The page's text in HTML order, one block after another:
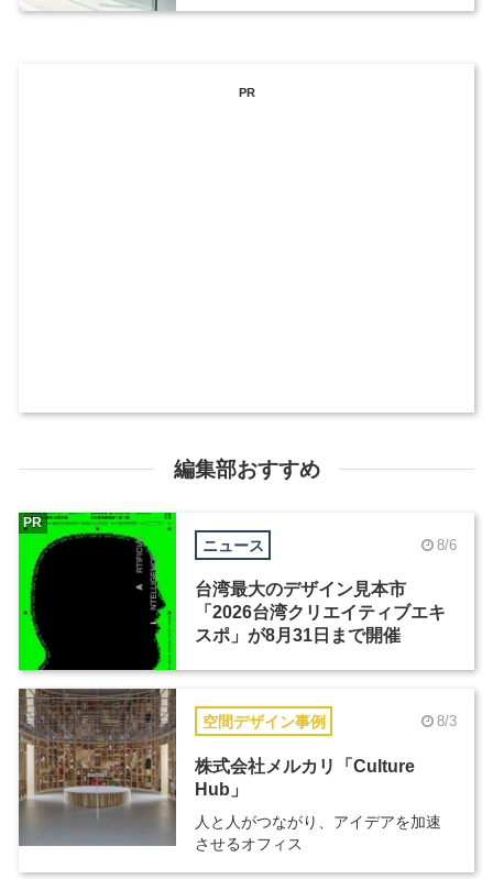
PR
編集部おすすめ
ニュース 8/6
台湾最大のデザイン見本市
「2026台湾クリエイティブエキ
スポ」が8月31日まで開催
PR
空間デザイン事例 8/3
株式会社メルカリ「Culture
Hub」
人と人がつながり、アイデアを加速
させるオフィス